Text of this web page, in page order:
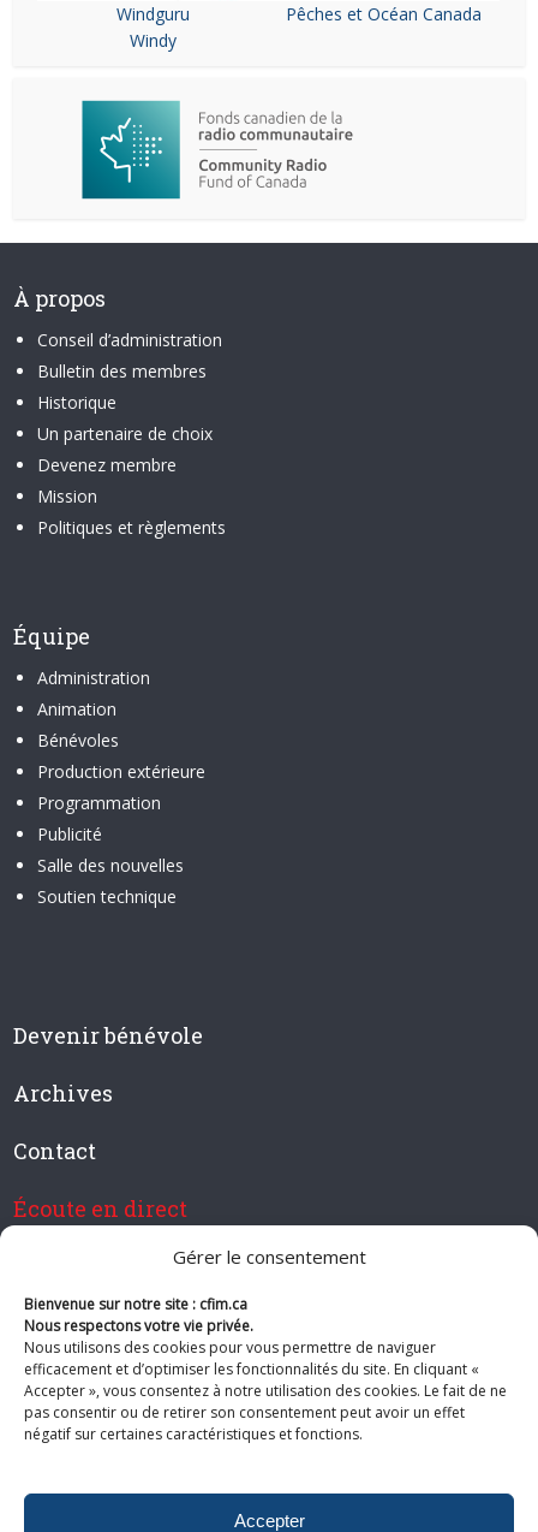
Gérer le consentement
Bienvenue sur notre site : cfim.ca
Nous respectons votre vie privée.
Nous utilisons des cookies pour vous permettre de naviguer
efficacement et d’optimiser les fonctionnalités du site. En cliquant «
Accepter », vous consentez à notre utilisation des cookies. Le fait de ne
pas consentir ou de retirer son consentement peut avoir un effet
négatif sur certaines caractéristiques et fonctions.
Accepter
Windguru
Windy
Pêches et Océan Canada
À propos
Conseil d’administration
Bulletin des membres
Historique
Un partenaire de choix
Devenez membre
Mission
Politiques et règlements
Équipe
Administration
Animation
Bénévoles
Production extérieure
Programmation
Publicité
Salle des nouvelles
Soutien technique
Devenir bénévole
Archives
Contact
Écoute en direct
Devenir membre de CFIM
Suivez-nous